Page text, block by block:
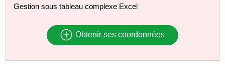
Gestion sous tableau complexe Excel
Obtenir ses coordonnées